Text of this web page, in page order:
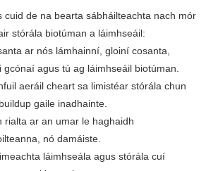
cuid de na bearta sábháilteachta nach mór
stórála biotúman a láimhseáil:
ar nós lámhainní, gloiní cosanta,
gcónaí agus tú ag láimhseáil biotúman.
aeráil cheart sa limistéar stórála chun
gaile inadhainte.
rialta ar an umar le haghaidh
nó damáiste.
láimhseála agus stórála cuí